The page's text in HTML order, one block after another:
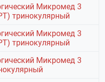
Микромед 3
тринокулярный
Микромед 3
тринокулярный
Микромед 3